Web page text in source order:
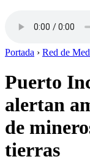
Portada › Red de
Puerto
alertan
de
tierras